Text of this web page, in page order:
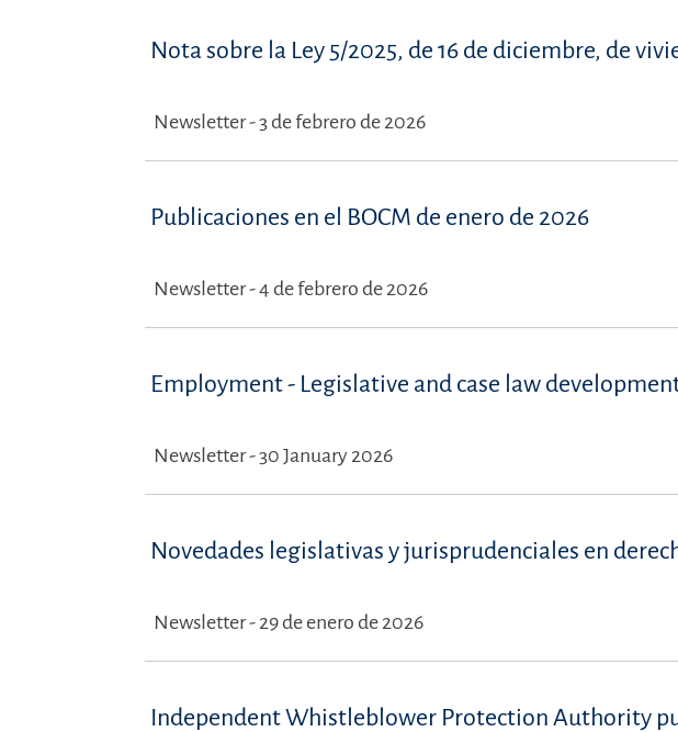
Nota sobre la Ley 5/2025, de 16 de diciembre, de
Newsletter - 3 de febrero de 2026
Publicaciones en el BOCM de enero de 2026
Newsletter - 4 de febrero de 2026
Employment - Legislative and case law
Newsletter - 30 January 2026
Novedades legislativas y jurisprudenciales en
Newsletter - 29 de enero de 2026
Independent Whistleblower Protection Authority